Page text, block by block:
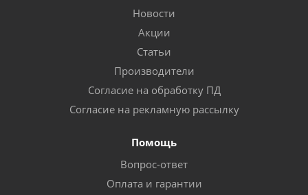
Новости
Акции
Статьи
Производители
Согласие на обработку ПД
Согласие на рекламную рассылку
Помощь
Вопрос-ответ
Оплата и гарантии